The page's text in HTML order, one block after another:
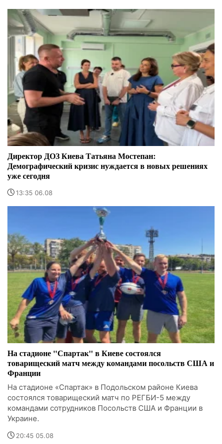
Директор ДОЗ Киева Татьяна Мостепан:
Демографический кризис нуждается в новых решениях
уже сегодня
13:35 06.08
На стадионе "Спартак" в Киеве состоялся
товарищеский матч между командами посольств США и
Франции
На стадионе «Спартак» в Подольском районе Киева
состоялся товарищеский матч по РЕГБИ-5 между
командами сотрудников Посольств США и Франции в
Украине.
20:45 05.08